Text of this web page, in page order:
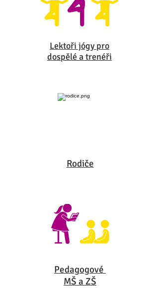
Lektoři jógy pro
dospělé a trenéři
Rodiče
Pedagogové
MŠ a ZŠ